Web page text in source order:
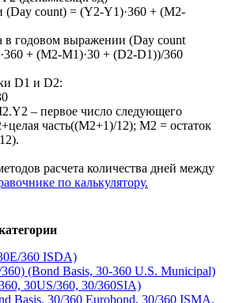
количества дней
(день.месяц.год)
(день.месяц.год)
в годовом выражении (Day count
+ (M2-M1)·30 + (D2-D1))/360
D1 и D2:
– первое число следующего
часть((M2+1)/12); M2 = остаток
расчета количества дней между
по калькулятору.